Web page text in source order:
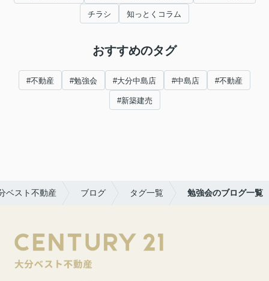
チラシ 知っとくコラム
おすすめのタグ
#不動産 #勉強会 #大分中島店 #中島店 #不動産
#新築建売
ベスト不動産 ブログ タグ一覧 勉強会のブログ一覧